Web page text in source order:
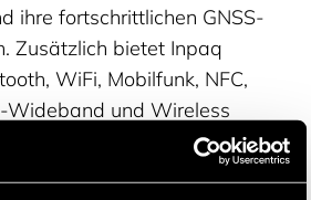
ihre fortschrittlichen GNSS-
Zusätzlich bietet Inpaq
WiFi, Mobilfunk, NFC,
Wideband und Wireless
Ihre Expertise in Patch- und
ihre Fähigkeit,